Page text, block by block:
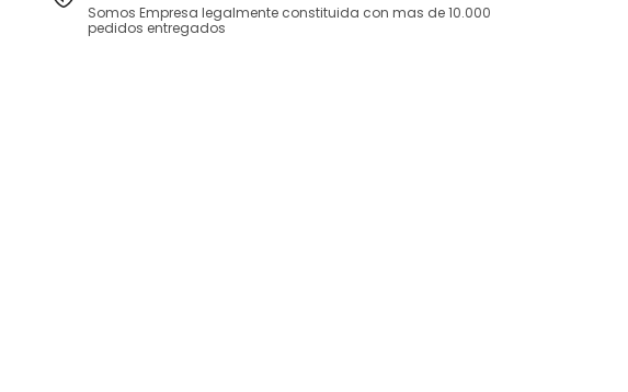
Somos Empresa legalmente constituida con mas de 10.000
pedidos entregados